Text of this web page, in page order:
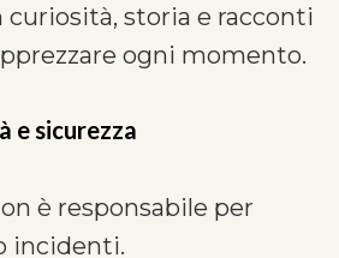
curiosità, storia e racconti
ogni momento.
e sicurezza
è responsabile per
incidenti.